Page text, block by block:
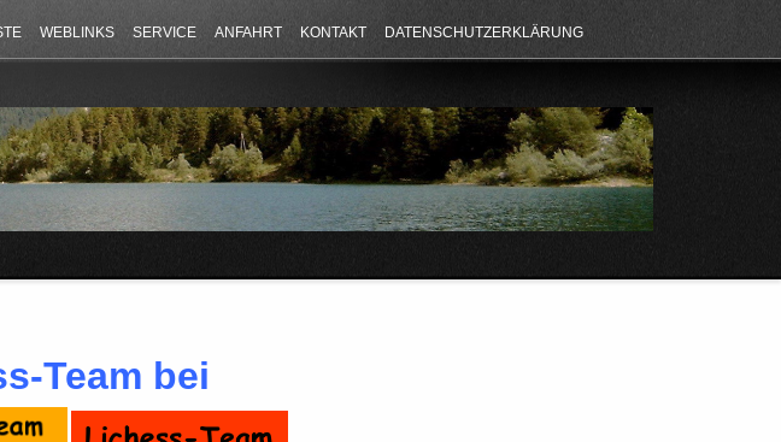
WEBLINKS SERVICE ANFAHRT KONTAKT
DATENSCHUTZERKLÄRUNG
Team bei